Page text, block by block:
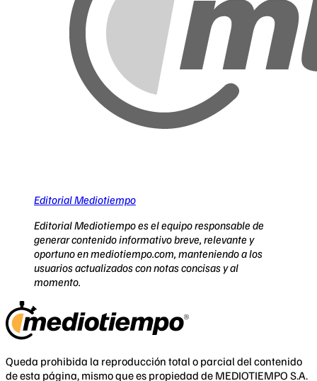
Editorial Mediotiempo
Editorial Mediotiempo es el equipo responsable de
generar contenido informativo breve, relevante y
oportuno en mediotiempo.com, manteniendo a los
usuarios actualizados con notas concisas y al
momento.
Queda prohibida la reproducción total o parcial del contenido
de esta página, mismo que es propiedad de MEDIOTIEMPO S.A.